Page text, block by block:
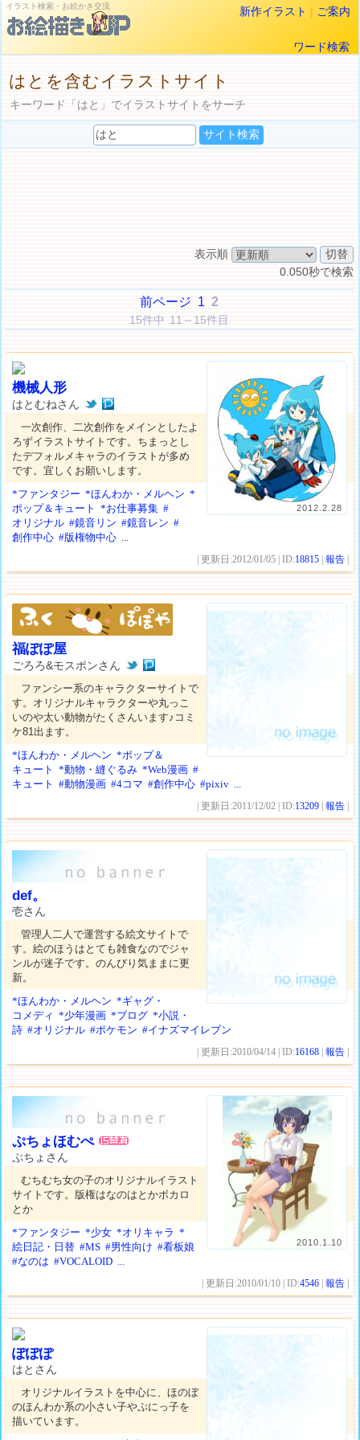
イラスト検索・お絵かき交流 新作イラスト | ご案内
ワード検索
はとを含むイラストサイト
キーワード「はと」でイラストサイトをサーチ
表示順
0.050秒で検索
前ページ 1 2
15件中 11～15件目
2012.2.28
機械人形
はとむねさん
一次創作、二次創作をメインとしたよ
ろずイラストサイトです。ちまっとし
たデフォルメキャラのイラストが多め
です。宜しくお願いします。
*ファンタジー *ほんわか・メルヘン *
ポップ＆キュート
*お仕事募集 #
オリジナル #鏡音リン #鏡音レン #
創作中心 #版権物中心 ...
| 更新日:2012/01/05 | ID:18815 |報告
福ぽぽ屋
ごろろ&モスポンさん
ファンシー系のキャラクターサイトで
す。オリジナルキャラクターや丸っこ
いのや太い動物がたくさんいます♪コミ
ケ81出ます。
*ほんわか・メルヘン *ポップ＆
キュート
*動物・縫ぐるみ *Web漫画 #
キュート
#動物漫画 #4コマ #創作中心 #pixiv ...
| 更新日:2011/12/02 | ID:13209 |報告
def。
壱さん
管理人二人で運営する絵文サイトで
す。絵のほうはとても雑食なのでジャ
ンルが迷子です。のんびり気ままに更
新。
*ほんわか・メルヘン *ギャグ・
コメディ *少年漫画 *ブログ *小説・
詩 #オリジナル #ポケモン #イナズマイレブン
| 更新日:2010/04/14 | ID:16168 |報告
2010.1.10
ぷちょほむぺ
ぷちょさん
むちむち女の子のオリジナルイラスト
サイトです。版権はなのはとかボカロ
とか
*ファンタジー *少女 *オリキャラ *
絵日記・日替 #MS #男性向け #看板娘
#なのは #VOCALOID ...
| 更新日:2010/01/10 | ID:4546 |報告
ぽぽぽ
はとさん
オリジナルイラストを中心に、ほのぼ
のほんわか系の小さい子やぷにっ子を
描いています。